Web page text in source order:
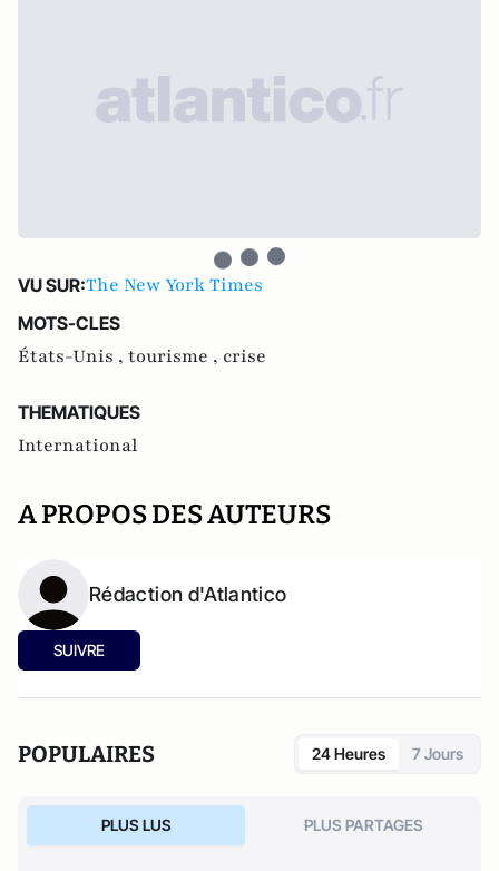
VU SUR:The New York Times
MOTS-CLES
États-Unis , tourisme , crise
THEMATIQUES
International
A PROPOS DES AUTEURS
Rédaction d'Atlantico
SUIVRE
POPULAIRES 24 Heures 7 Jours
PLUS LUS PLUS PARTAGES